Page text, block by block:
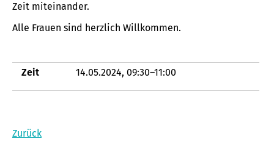
Zeit miteinander.
Alle Frauen sind herzlich Willkommen.
Zeit 14.05.2024, 09:30–11:00
Zurück